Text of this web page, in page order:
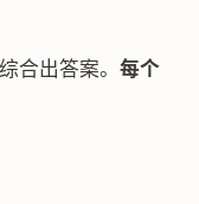
合出答案。 每个